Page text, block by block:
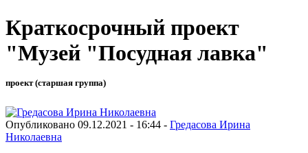
Краткосрочный проект
"Музей "Посудная лавка"
проект (старшая группа)
Опубликовано 09.12.2021 - 16:44 - Гредасова Ирина
Николаевна